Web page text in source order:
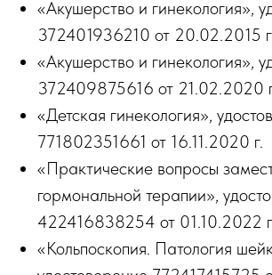
АККРЕДИТАЦИЯ
Периодическая аккредитация по специальности
«Акушерство и гинекология» 7724 032527105 от
24.12.2024 действует до 24.12.2029 г.
Периодическая аккредитация по специальности
«Ультразвуковая диагностика» 7726 034229098
от 30.06.2026 действует до 30.06.2031 г.